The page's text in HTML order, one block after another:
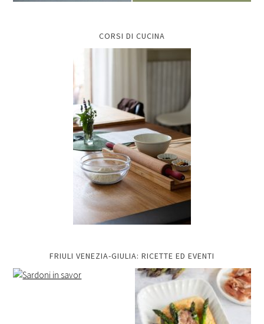
CORSI DI CUCINA
FRIULI VENEZIA-GIULIA: RICETTE ED EVENTI